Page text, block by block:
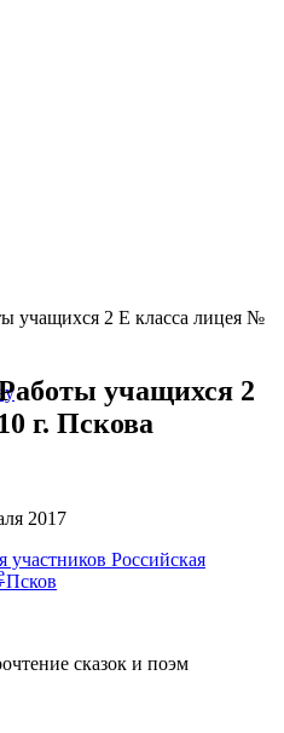
учащихся 2 Е класса лицея №
учащихся 2
г. Пскова
2017
участников Российская
Псков
сказок и поэм